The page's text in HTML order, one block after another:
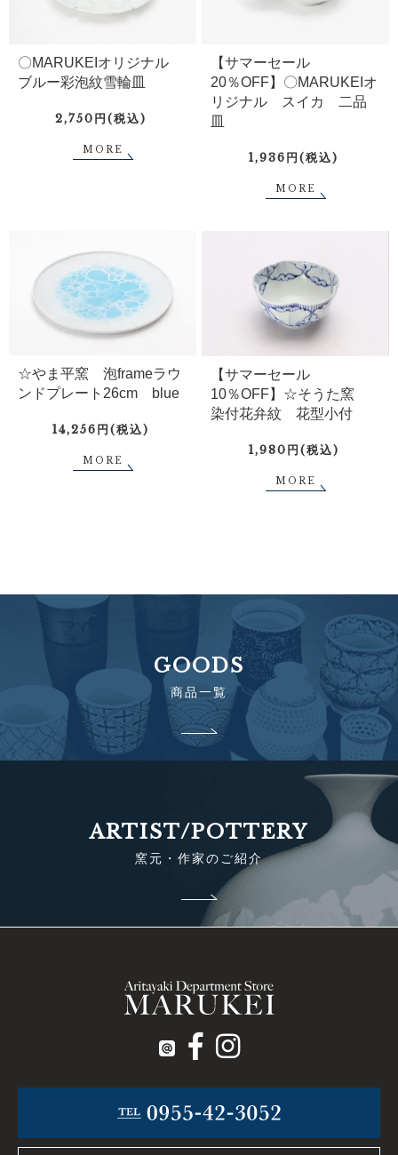
〇MARUKEIオリジナル
ブルー彩泡紋雪輪皿
2,750円(税込)
MORE
【サマーセール
20％OFF】〇MARUKEIオ
リジナル スイカ 二品
皿
1,936円(税込)
MORE
☆やま平窯 泡frameラウ
ンドプレート26cm blue
14,256円(税込)
MORE
【サマーセール
10％OFF】☆そうた窯
染付花弁紋 花型小付
1,980円(税込)
MORE
GOODS
商品一覧
ARTIST/POTTERY
窯元・作家のご紹介